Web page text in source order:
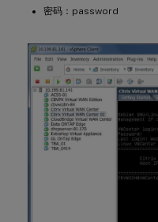
密码：password